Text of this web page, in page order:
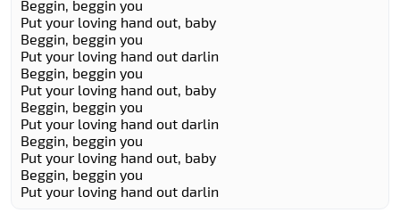
Beggin, beggin you
Put your loving hand out, baby
Beggin, beggin you
Put your loving hand out darlin
Beggin, beggin you
Put your loving hand out, baby
Beggin, beggin you
Put your loving hand out darlin
Beggin, beggin you
Put your loving hand out, baby
Beggin, beggin you
Put your loving hand out darlin